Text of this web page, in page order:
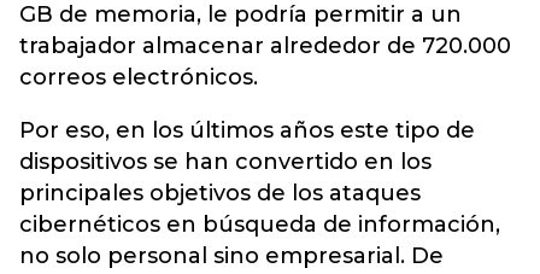
GB de memoria, le podría permitir a un
trabajador almacenar alrededor de 720.000
correos electrónicos.
Por eso, en los últimos años este tipo de
dispositivos se han convertido en los
principales objetivos de los ataques
cibernéticos en búsqueda de información,
no solo personal sino empresarial. De